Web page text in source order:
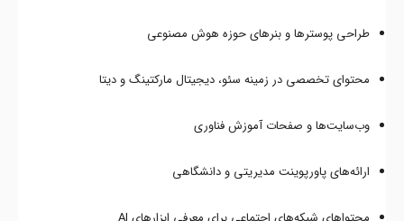
طراحی پوسترها و بنرهای حوزه هوش مصنوعی
محتوای تخصصی در زمینه سئو، دیجیتال مارکتینگ و دیتا
وب‌سایت‌ها و صفحات آموزش فناوری
ارائه‌های پاورپوینت مدیریتی و دانشگاهی